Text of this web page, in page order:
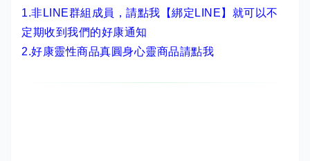
1.非LINE群組成員， 請點我【綁定LINE】 就可以不
定期收到我們的好康通知
2.好康靈性商品真圓身心靈商品請點我